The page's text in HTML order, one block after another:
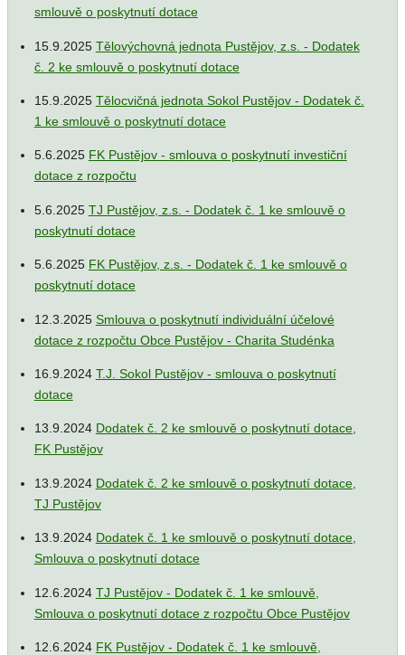
smlouvě o poskytnutí dotace
15.9.2025 Tělovýchovná jednota Pustějov, z.s. - Dodatek
č. 2 ke smlouvě o poskytnutí dotace
15.9.2025 Tělocvičná jednota Sokol Pustějov - Dodatek č.
1 ke smlouvě o poskytnutí dotace
5.6.2025 FK Pustějov - smlouva o poskytnutí investiční
dotace z rozpočtu
5.6.2025 TJ Pustějov, z.s. - Dodatek č. 1 ke smlouvě o
poskytnutí dotace
5.6.2025 FK Pustějov, z.s. - Dodatek č. 1 ke smlouvě o
poskytnutí dotace
12.3.2025 Smlouva o poskytnutí individuální účelové
dotace z rozpočtu Obce Pustějov - Charita Studénka
16.9.2024 T.J. Sokol Pustějov - smlouva o poskytnutí
dotace
13.9.2024 Dodatek č. 2 ke smlouvě o poskytnutí dotace,
FK Pustějov
13.9.2024 Dodatek č. 2 ke smlouvě o poskytnutí dotace,
TJ Pustějov
13.9.2024 Dodatek č. 1 ke smlouvě o poskytnutí dotace,
Smlouva o poskytnutí dotace
12.6.2024 TJ Pustějov - Dodatek č. 1 ke smlouvě,
Smlouva o poskytnutí dotace z rozpočtu Obce Pustějov
12.6.2024 FK Pustějov - Dodatek č. 1 ke smlouvě,